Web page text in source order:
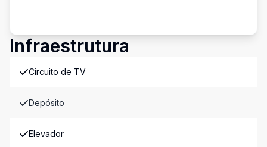
Infraestrutura
Circuito de TV
Depósito
Elevador